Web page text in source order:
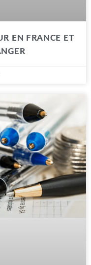
EN FRANCE ET